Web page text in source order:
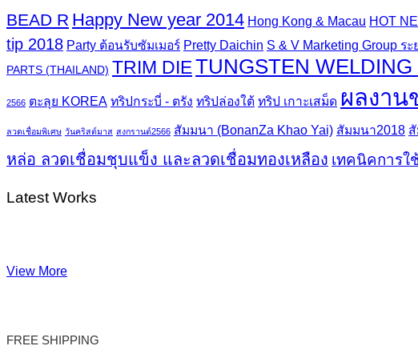
BEAD R Happy New year 2014 Hong Kong & Macau HOT
tip 2018 Party ต้อนรับซัมเมอร์ Pretty Daichin S & V Marketing Group ร
PARTS (THAILAND) TRIM DIETUNGSTEN
2566 ตะลุย KOREA ทริปกระบี่ - ตรัง ทริปล่องใต้ ทริป เกาะเสม็ด ผลงาน
ลวดเชื่อมพิเศษ วันคริสต์มาส สงกรานต์2566 สัมมนา (BonanZa Khao Yai) สัมมนา2018
หล่อ ลวดเชื่อมชุบแข็ง และลวดเชื่อมทองเหลือง เทคนิคการใ
Latest Works
View More
FREE SHIPPING